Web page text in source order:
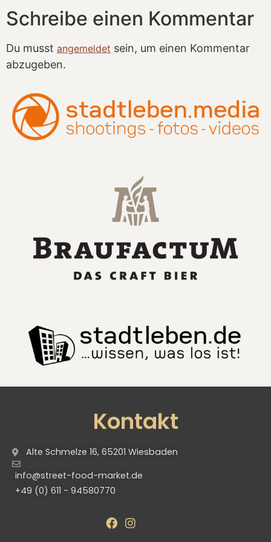
Schreibe einen Kommentar
Du musst angemeldet sein, um einen Kommentar
abzugeben.
Kontakt
Alte Schmelze 16, 65201 Wiesbaden
info@street-food-market.de
+49 (0) 611 - 94580770